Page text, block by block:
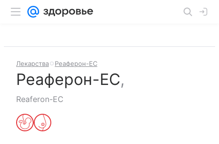
Лекарства Реаферон-ЕС
Реаферон-ЕС,
Reaferon-EC